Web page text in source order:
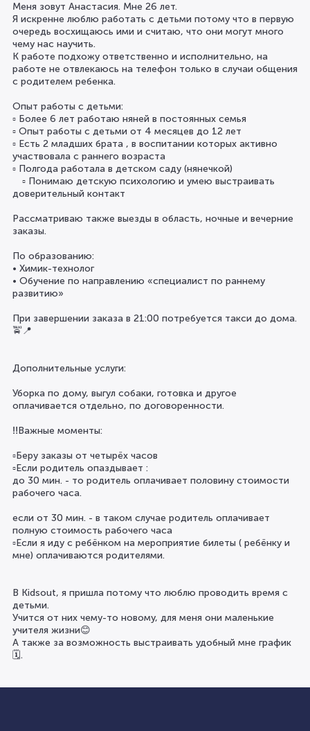
Меня зовут Анастасия. Мне 26 лет.
Я искренне люблю работать с детьми потому что в первую
очередь восхищаюсь ими и считаю, что они могут много
чему нас научить.
К работе подхожу ответственно и исполнительно, на
работе не отвлекаюсь на телефон только в случаи общения
с родителем ребенка.
Опыт работы с детьми:
▫️ Более 6 лет работаю няней в постоянных семья
▫️ Опыт работы с детьми от 4 месяцев до 12 лет
▫️ Есть 2 младших брата , в воспитании которых активно
участвовала с раннего возраста
▫️ Полгода работала в детском саду (нянечкой)
⠀ ▫️ Понимаю детскую психологию и умею выстраивать
доверительный контакт
Рассматриваю также выезды в область, ночные и вечерние
заказы.
По образованию:
• Химик-технолог
• Обучение по направлению «специалист по раннему
развитию»
При завершении заказа в 21:00 потребуется такси до дома.
🚖📍
Дополнительные услуги:
Уборка по дому, выгул собаки, готовка и другое
оплачивается отдельно, по договоренности.
‼️Важные моменты:
▫️Беру заказы от четырёх часов
▫️Если родитель опаздывает :
до 30 мин. - то родитель оплачивает половину стоимости
рабочего часа.
если от 30 мин. - в таком случае родитель оплачивает
полную стоимость рабочего часа
▫️Если я иду с ребёнком на мероприятие билеты ( ребёнку и
мне) оплачиваются родителями.
В Kidsout, я пришла потому что люблю проводить время с
детьми.
Учится от них чему-то новому, для меня они маленькие
учителя жизни😊
А также за возможность выстраивать удобный мне график
🗓.